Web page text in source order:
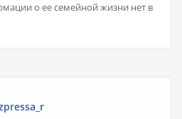
о ее семейной жизни нет в